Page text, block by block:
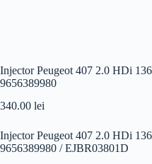
Injector Peugeot 407 2.0 HDi
9656389980
340.00 lei
Injector Peugeot 407 2.0 HDi
9656389980 / EJBR03801D